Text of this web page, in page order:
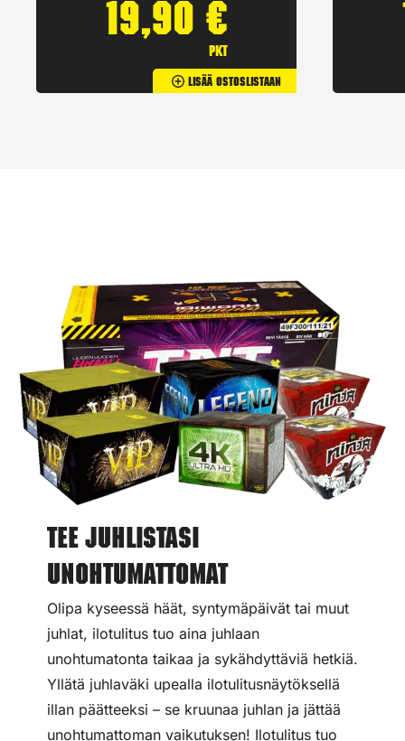
19,90 €
pkt
Lisää Ostoslistaan
Tee juhlistasi
unohtumattomat
Olipa kyseessä häät, syntymäpäivät tai muut
juhlat, ilotulitus tuo aina juhlaan
unohtumatonta taikaa ja sykähdyttäviä hetkiä.
Yllätä juhlaväki upealla ilotulitusnäytöksellä
illan päätteeksi – se kruunaa juhlan ja jättää
unohtumattoman vaikutuksen! Ilotulitus tuo